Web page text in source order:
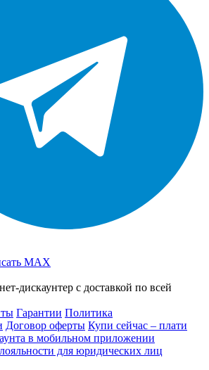
MAX
дискаунтер с доставкой по всей
Гарантии Политика
Договор оферты Купи сейчас – плати
в мобильном приложении
для юридических лиц